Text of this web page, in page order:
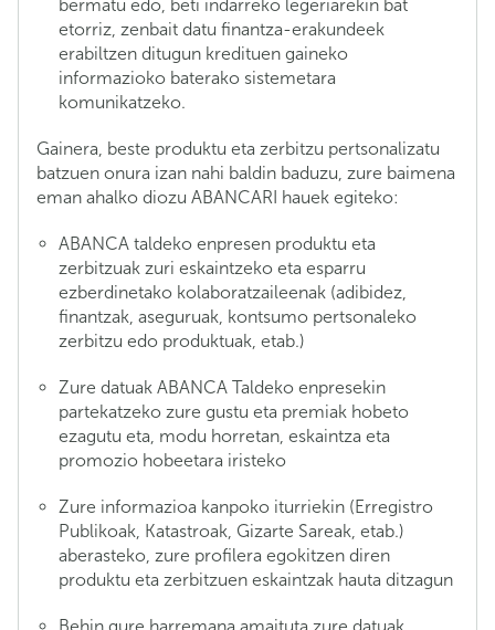
bermatu edo, beti indarreko legeriarekin bat
etorriz, zenbait datu finantza-erakundeek
erabiltzen ditugun kredituen gaineko
informazioko baterako sistemetara
komunikatzeko.
Gainera, beste produktu eta zerbitzu pertsonalizatu
batzuen onura izan nahi baldin baduzu, zure baimena
eman ahalko diozu ABANCARI hauek egiteko:
ABANCA taldeko enpresen produktu eta
zerbitzuak zuri eskaintzeko eta esparru
ezberdinetako kolaboratzaileenak (adibidez,
finantzak, aseguruak, kontsumo pertsonaleko
zerbitzu edo produktuak, etab.)
Zure datuak ABANCA Taldeko enpresekin
partekatzeko zure gustu eta premiak hobeto
ezagutu eta, modu horretan, eskaintza eta
promozio hobeetara iristeko
Zure informazioa kanpoko iturriekin (Erregistro
Publikoak, Katastroak, Gizarte Sareak, etab.)
aberasteko, zure profilera egokitzen diren
produktu eta zerbitzuen eskaintzak hauta ditzagun